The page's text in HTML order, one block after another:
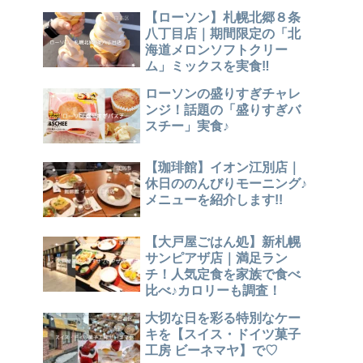
【ローソン】札幌北郷８条
八丁目店｜期間限定の「北
海道メロンソフトクリー
ム」ミックスを実食‼
ローソンの盛りすぎチャレ
ンジ！話題の「盛りすぎバ
スチー」実食♪
【珈琲館】イオン江別店｜
休日ののんびりモーニング♪
メニューを紹介します!!
【大戸屋ごはん処】新札幌
サンピアザ店｜満足ラン
チ！人気定食を家族で食べ
比べ♪カロリーも調査！
大切な日を彩る特別なケー
キを【スイス・ドイツ菓子
工房 ビーネマヤ】で♡